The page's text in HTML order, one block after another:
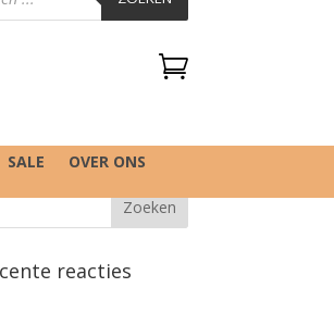

SALE OVER ONS
reacties